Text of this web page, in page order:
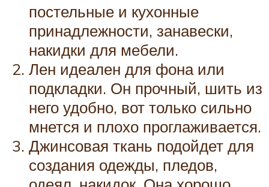
постельные и кухонные
принадлежности, занавески,
накидки для мебели.
Лен идеален для фона или
подкладки. Он прочный, шить из
него удобно, вот только сильно
мнется и плохо проглаживается.
Джинсовая ткань подойдет для
создания одежды, пледов,